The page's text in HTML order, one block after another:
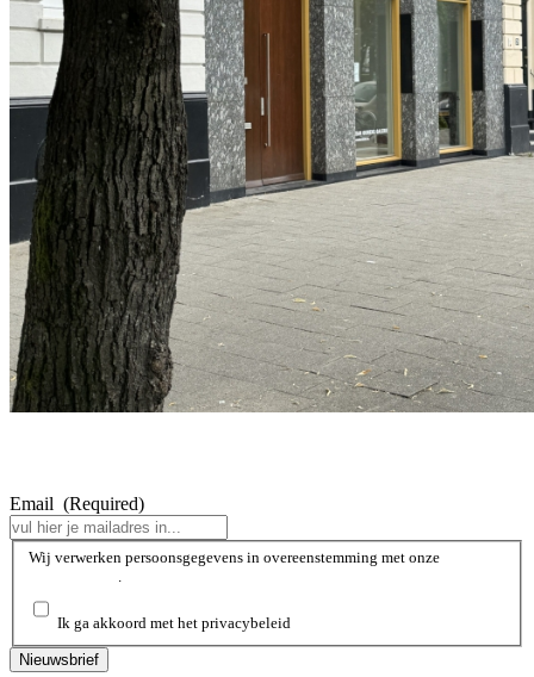
Email (Required)
Wij
persoonsgegevens
in
overeenstemming
met
Wij verwerken persoonsgegevens in overeenstemming met onze
.
Ik ga akkoord met het privacybeleid